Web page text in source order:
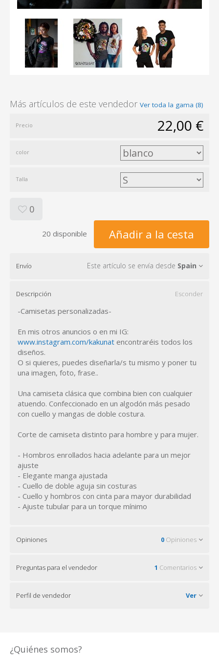
Más artículos de este vendedor Ver toda la gama (8)
Precio 22,00 €
color
Talla
0
20 disponible Añadir a la cesta
Envío Este artículo se envía desde Spain
Descripción Esconder
-Camisetas personalizadas-
En mis otros anuncios o en mi IG:
www.instagram.com/kakunat encontraréis todos los
diseños.
O si quieres, puedes diseñarla/s tu mismo y poner tu
una imagen, foto, frase..
Una camiseta clásica que combina bien con cualquier
atuendo. Confeccionado en un algodón más pesado
con cuello y mangas de doble costura.
Corte de camiseta distinto para hombre y para mujer.
- Hombros enrollados hacia adelante para un mejor
ajuste
- Elegante manga ajustada
- Cuello de doble aguja sin costuras
- Cuello y hombros con cinta para mayor durabilidad
- Ajuste tubular para un torque mínimo
Opiniones 0 Opiniones
Preguntas para el vendedor 1 Comentarios
Perfil de vendedor Ver
¿Quiénes somos?